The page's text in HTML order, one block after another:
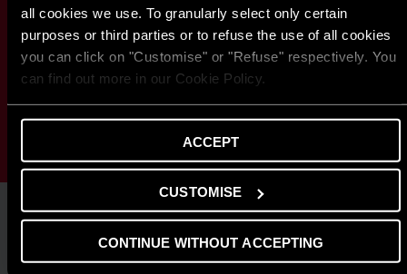
all cookies we use. To granularly select only certain
purposes or third parties or to refuse the use of all cookies
you can click on "Customise" or "Refuse" respectively. You
can find out more in our Cookie Policy.
ACCEPT
CUSTOMISE
CONTINUE WITHOUT ACCEPTING
2000